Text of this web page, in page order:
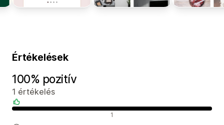
Értékelések
100% pozitív
1 értékelés
1